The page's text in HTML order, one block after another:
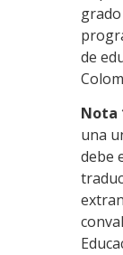
de
Nota
una
debe